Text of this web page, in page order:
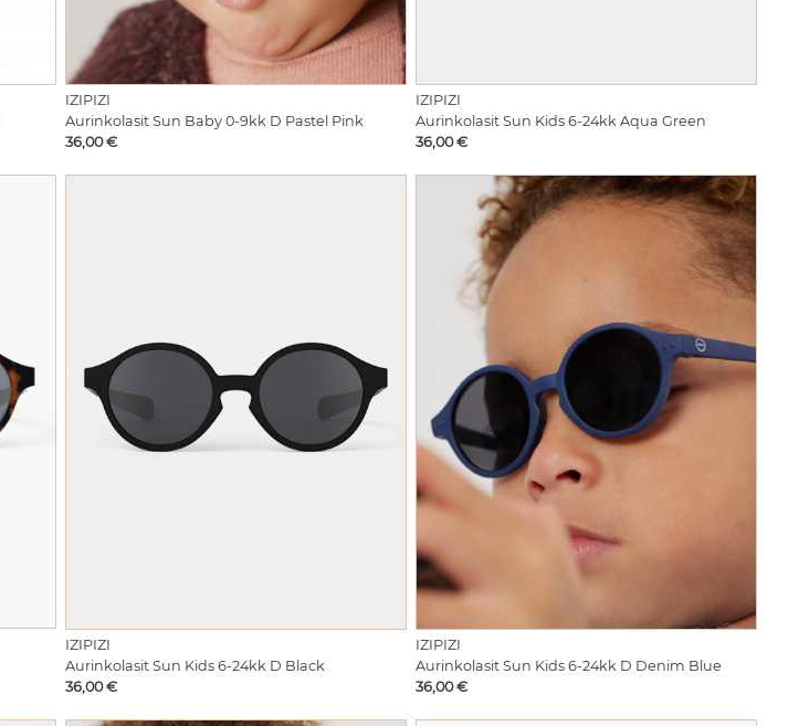
IZIPIZI
Aurinkolasit Sun Baby 0-9kk D Pastel Pink
Hinta
36,00 €
IZIPIZI
Aurinkolasit Sun Kids 6-24kk Aqua Green
Hinta
36,00 €
IZIPIZI
Aurinkolasit Sun Kids 6-24kk D Black
Hinta
36,00 €
IZIPIZI
Aurinkolasit Sun Kids 6-24kk D Denim Blue
Hinta
36,00 €